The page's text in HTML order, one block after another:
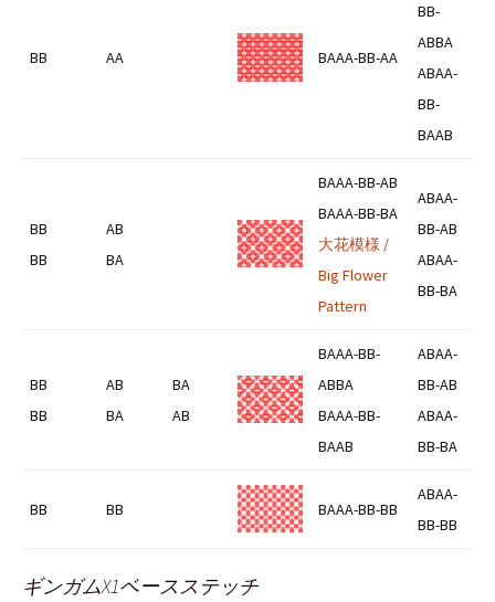
BB AA BAAA-BB-AA
BB-
ABBA
ABAA-
BB-
BAAB
BB
BB
AB
BA
BAAA-BB-AB
BAAA-BB-BA
大花模様 /
Big Flower
Pattern
ABAA-
BB-AB
ABAA-
BB-BA
BB
BB
AB
BA
BA
AB
BAAA-BB-
ABBA
BAAA-BB-
BAAB
ABAA-
BB-AB
ABAA-
BB-BA
BB BB BAAA-BB-BB
ABAA-
BB-BB
ギンガムX1ベースステッチ